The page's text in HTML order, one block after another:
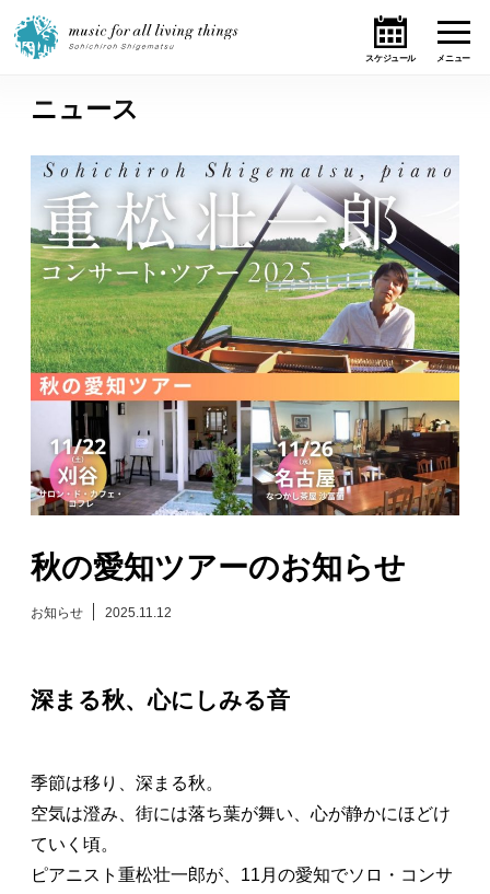
ホーム
ニュース
テーマ
ライブ・スケジュール
作品
オンライン・ショップ
ギャラリー
演奏依頼
お問い合わせ
ニュース
秋の愛知ツアーのお知らせ
お知らせ 2025.11.12
深まる秋、心にしみる音
季節は移り、深まる秋。
空気は澄み、街には落ち葉が舞い、心が静かにほどけ
ていく頃。
ピアニスト重松壮一郎が、11月の愛知でソロ・コンサ